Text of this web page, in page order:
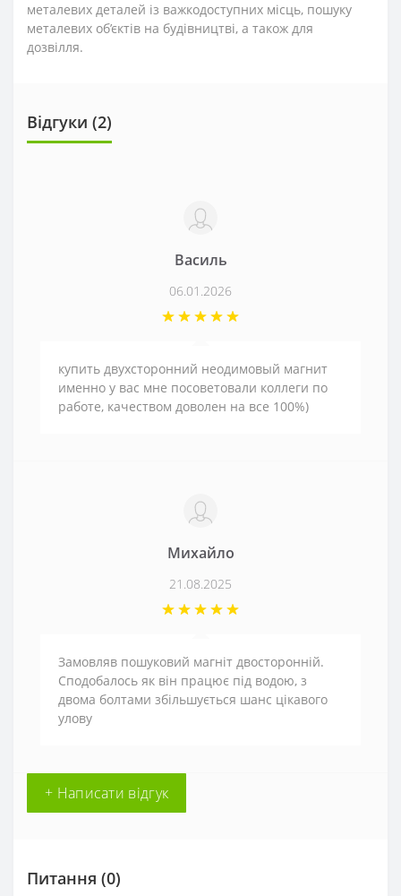
металевих деталей із важкодоступних місць, пошуку
металевих об’єктів на будівництві, а також для
дозвілля.
Відгуки (2)
Василь
06.01.2026
купить двухсторонний неодимовый магнит
именно у вас мне посоветовали коллеги по
работе, качеством доволен на все 100%)
Михайло
21.08.2025
Замовляв пошуковий магніт двосторонній.
Сподобалось як він працює під водою, з
двома болтами збільшується шанс цікавого
улову
+ Написати відгук
Питання (0)